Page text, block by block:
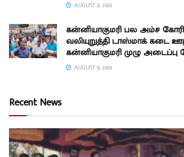
AUGUST 8, 2026
கன்னியாகுமரி பல அம்ச
வலியுறுத்தி டாஸ்மாக் கடை
கன்னியாகுமரி முழு
AUGUST 8, 2026
Recent News